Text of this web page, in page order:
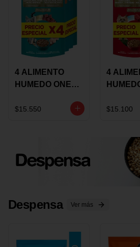
4 ALIMENTO
HUMEDO ONE
85 GRS
$15.550
4
85 GRS
$15.100
Despensa Ver más